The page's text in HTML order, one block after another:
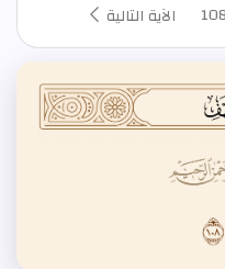
الآية التالية